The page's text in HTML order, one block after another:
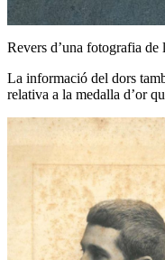
Revers d’una fotografia de
La informació del dors
relativa a la medalla d’or